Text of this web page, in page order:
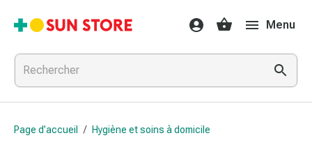
Médicaments
et
traitements
Refroidissement
et
grippe
contre
Menu
Page d’accueil / Hygiène et soins à domicile